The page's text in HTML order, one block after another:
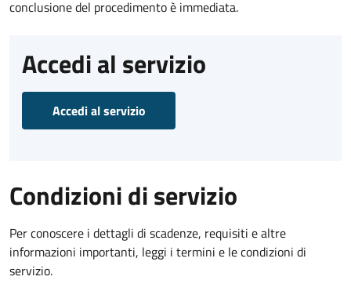
conclusione del procedimento è immediata.
Accedi al servizio
Accedi al servizio
Condizioni di servizio
Per conoscere i dettagli di scadenze, requisiti e altre
informazioni importanti, leggi i termini e le condizioni di
servizio.